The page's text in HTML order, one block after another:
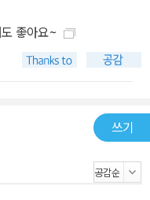
좋아요~
쓰기